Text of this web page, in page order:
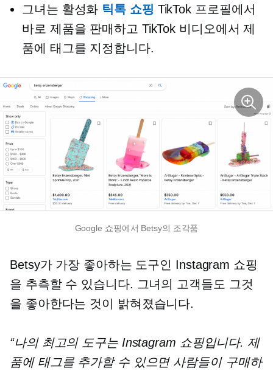
그녀는 활성화 틱톡 쇼핑 TikTok 프로필에서
바로 제품을 판매하고 TikTok 비디오에서 제
품에 태그를 지정합니다.
Google 쇼핑에서 Betsy의 조각품
Betsy가 가장 좋아하는 도구인 Instagram 쇼핑
을 추측할 수 있습니다. 그녀의 고객들도 그것
을 좋아한다는 것이 밝혀졌습니다.
“나의 최고의 도구는 Instagram 쇼핑입니다. 제
품에 태그를 추가할 수 있으면 사람들이 구매하